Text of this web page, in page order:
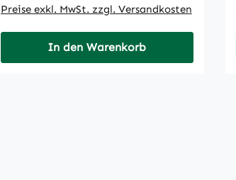
Preise exkl. MwSt. zzgl. Versandkosten
In den Warenkorb